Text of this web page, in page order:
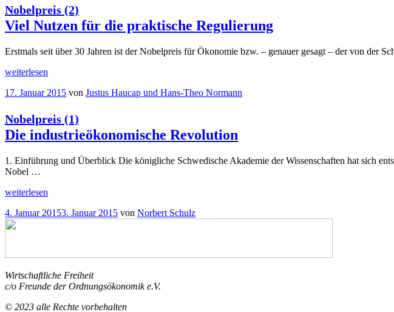
Nobelpreis (2)
Viel Nutzen für die praktische Regulierung
Erstmals seit über 30 Jahren ist der Nobelpreis für Ökonomie bzw. – genauer gesagt – der von der
„Nobelpreis
Viel
für
die
praktische
weiterlesen
Veröffentlicht
17. Januar 2015 von Justus Haucap und Hans-Theo Normann
Nobelpreis (1)
Die industrieökonomische Revolution
1. Einführung und Überblick Die königliche Schwedische Akademie der Wissenschaften hat sich
Nobel …
„Nobelpreis
Die
industrieökonomische
weiterlesen
Veröffentlicht
am
4. Januar 20153. Januar 2015 von Norbert Schulz
Wirtschaftliche Freiheit
c/o Freunde der Ordnungsökonomik e.V.
© 2023 alle Rechte vorbehalten